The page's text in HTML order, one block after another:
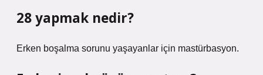
28 yapmak nedir?
Erken boşalma sorunu yaşayanlar için mastürbasyon.